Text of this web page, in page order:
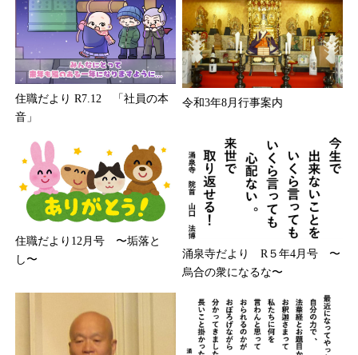
住職だより R7.12 「社員の本
音」
令和3年8月行事案内
住職だより12月号 〜垢落と
し〜
涌泉寺だより R５年4月号 〜
烏合の衆になるな〜